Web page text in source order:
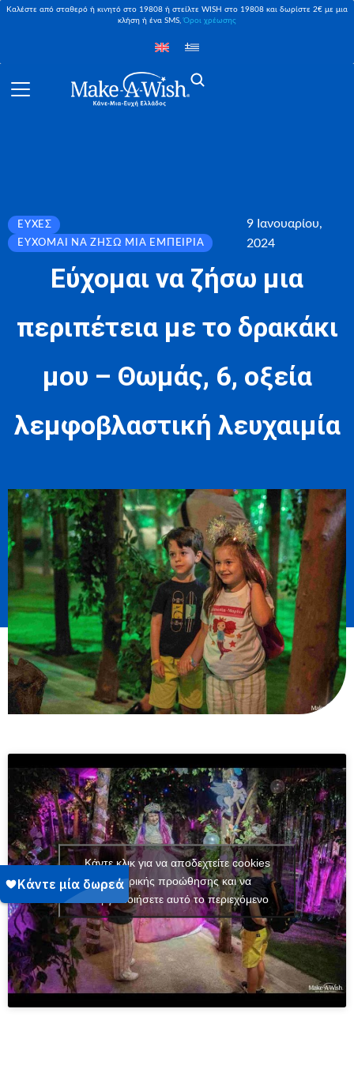
Καλέστε από σταθερό ή κινητό στο 19808 ή στείλτε WISH στο 19808 και δωρίστε 2€ με μια
κλήση ή ένα SMS,Όροι χρέωσης
ΕΥΧΈΣ
ΕΎΧΟΜΑΙ ΝΑ ΖΉΣΩ ΜΙΑ ΕΜΠΕΙΡΊΑ
9 Ιανουαρίου,
2024
Εύχομαι να ζήσω μια
περιπέτεια με το δρακάκι
μου – Θωμάς, 6, οξεία
λεμφοβλαστική λευχαιμία
Κάντε κλικ για να αποδεχτείτε cookies
εμπορικής προώθησης και να
ενεργοποιήσετε αυτό το περιεχόμενο